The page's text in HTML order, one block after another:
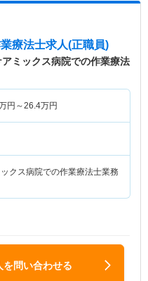
療法士求人(正職員)
ミックス病院での作業療法
円～26.4万円
ックス病院での作業療法士業務
を問い合わせる